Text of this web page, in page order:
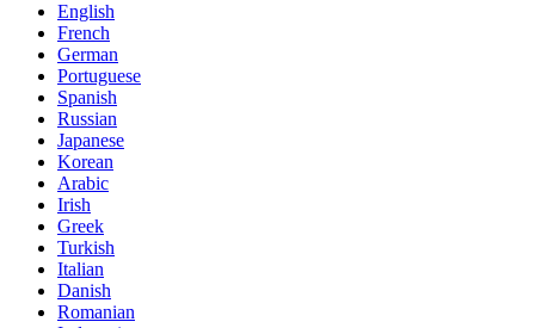
English
French
German
Portuguese
Spanish
Russian
Japanese
Korean
Arabic
Irish
Greek
Turkish
Italian
Danish
Romanian